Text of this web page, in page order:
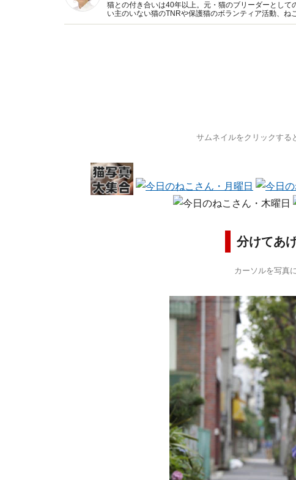
猫との付き合いは40年以上。元・猫のブリーダーとし
い主のいない猫のTNRや保護猫のボランティア活動、
を発信中！
サムネイルをクリックする
分けてあ
カーソルを写真